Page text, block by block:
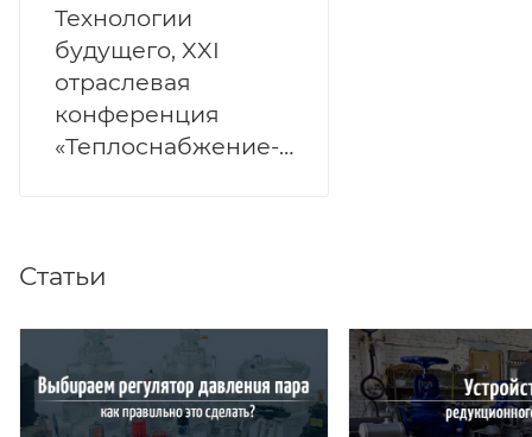
Технологии
будущего, XXI
отраслевая
конференция
«Теплоснабжение-2023»
Статьи